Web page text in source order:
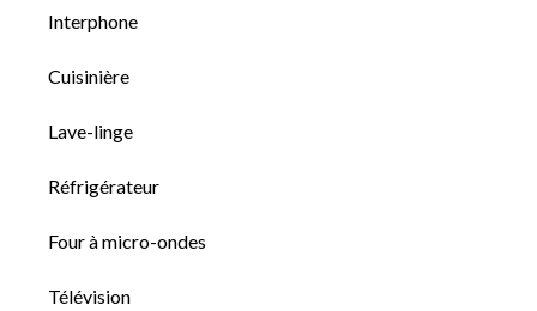
Interphone
Cuisinière
Lave-linge
Réfrigérateur
Four à micro-ondes
Télévision